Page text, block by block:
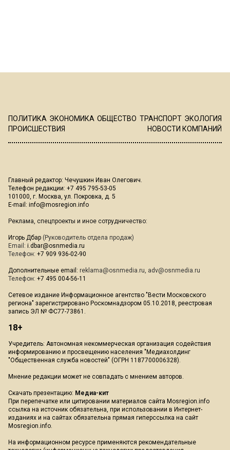
ПОЛИТИКА ЭКОНОМИКА ОБЩЕСТВО ТРАНСПОРТ ЭКОЛОГИЯ
ПРОИСШЕСТВИЯ
НОВОСТИ КОМПАНИЙ
Главный редактор: Чечушкин Иван Олегович.
Телефон редакции: +7 495 795-53-05
101000, г. Москва, ул. Покровка, д. 5
E-mail: info@mosregion.info
Реклама, спецпроекты и иное сотрудничество:
Игорь Дбар (Руководитель отдела продаж)
Email: i.dbar@osnmedia.ru
Телефон: +7 909 936-02-90
Дополнительные email: reklama@osnmedia.ru, adv@osnmedia.ru
Телефон: +7 495 004-56-11
Сетевое издание Информационное агентство "Вести Московского
региона" зарегистрировано Роскомнадзором 05.10.2018, реестровая
запись ЭЛ № ФС77-73861.
18+
Учредитель: Автономная некоммерческая организация содействия
информированию и просвещению населения "Медиахолдинг
"Общественная служба новостей" (ОГРН 1187700006328).
Мнение редакции может не совпадать с мнением авторов.
Скачать презентацию: Медиа-кит
При перепечатке или цитировании материалов сайта Mosregion.info
ссылка на источник обязательна, при использовании в Интернет-
изданиях и на сайтах обязательна прямая гиперссылка на сайт
Mosregion.info.
На информационном ресурсе применяются рекомендательные